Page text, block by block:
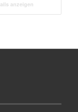
anzeigen